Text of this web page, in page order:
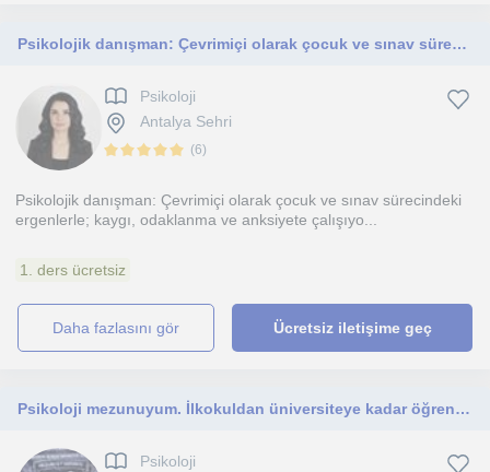
Psikolojik danışman: Çevrimiçi olarak çocuk ve sınav sürecindeki ergenlerle; kaygı, odaklanma ve anksiyete çalışıyorum
Psikoloji
Antalya Sehri
(6)
Psikolojik danışman: Çevrimiçi olarak çocuk ve sınav sürecindeki
ergenlerle; kaygı, odaklanma ve anksiyete çalışıyo...
1. ders ücretsiz
daha fazlasını gör Ücretsiz iletişime geç
Psikoloji mezunuyum. İlkokuldan üniversiteye kadar öğrencilere bire bir online eğitim koçluğu ve motivasyon desteği sunmaktayım
Psikoloji